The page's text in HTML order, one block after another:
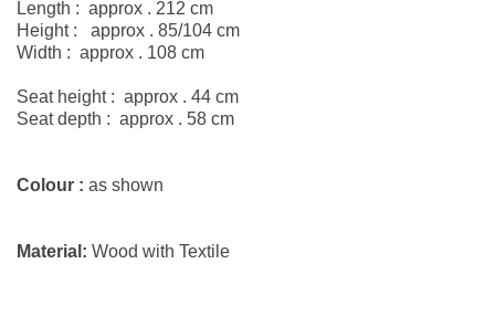
Length : approx . 212 cm
Height : approx . 85/104 cm
Width : approx . 108 cm
Seat height : approx . 44 cm
Seat depth : approx . 58 cm
Colour : as shown
Material: Wood with Textile